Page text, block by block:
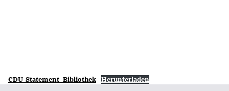
CDU_Statement_Bibliothek Herunterladen